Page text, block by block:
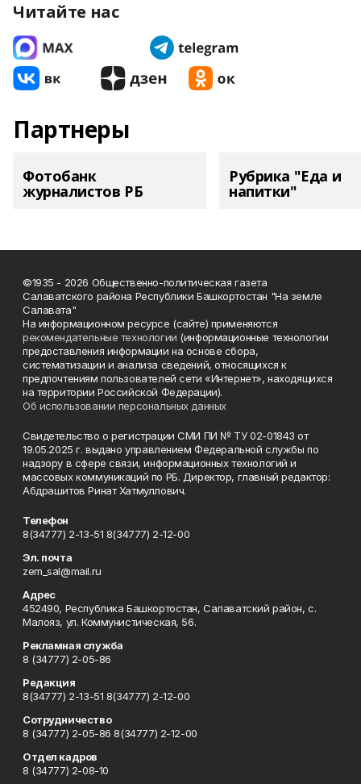
Читайте нас
Партнеры
Фотобанк
журналистов РБ
Рубрика "Еда и
напитки"
©1935 - 2026 Общественно-политическая газета
Салаватского района Республики Башкортостан "На земле
Салавата"
На информационном ресурсе (сайте) применяются
рекомендательные технологии (информационные технологии
предоставления информации на основе сбора,
систематизации и анализа сведений, относящихся к
предпочтениям пользователей сети «Интернет», находящихся
на территории Российской Федерации).
Об использовании персональных данных
Свидетельство о регистрации СМИ ПИ № ТУ 02-01843 от
19.05.2025 г. выдано управлением Федеральной службы по
надзору в сфере связи, информационных технологий и
массовых коммуникаций по РБ. Директор, главный редактор:
Абдрашитов Ринат Хатмуллович.
Телефон
8(34777) 2-13-51 8(34777) 2-12-00
Эл. почта
zem_sal@mail.ru
Адрес
452490, Республика Башкортостан, Салаватский район, с.
Малояз, ул. Коммунистическая, 56.
Рекламная служба
8 (34777) 2-05-86
Редакция
8(34777) 2-13-51 8(34777) 2-12-00
Сотрудничество
8 (34777) 2-05-86 8(34777) 2-12-00
Отдел кадров
8 (34777) 2-08-10